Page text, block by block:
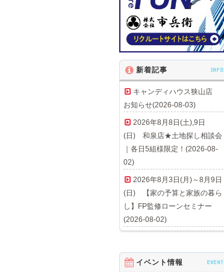
新着記事 INFO
キャンディハウス狭山店
お知らせ(2026-08-03)
2026年8月8日(土),9日
(日) 和泉店★土地探し相談会
｜各日5組様限定！(2026-08-
02)
2026年8月3日(月)～8月9日
(日) 【家の予算と家族の暮ら
し】FP監修ローンセミナー
(2026-08-02)
イベント情報 EVENT